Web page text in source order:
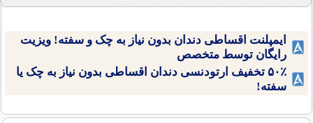
ایمپلنت اقساطی دندان بدون نیاز به چک و سفته! ویزیت
رایگان توسط متخصص
۵۰٪ تخفیف ارتودنسی دندان اقساطی بدون نیاز به چک یا
سفته!